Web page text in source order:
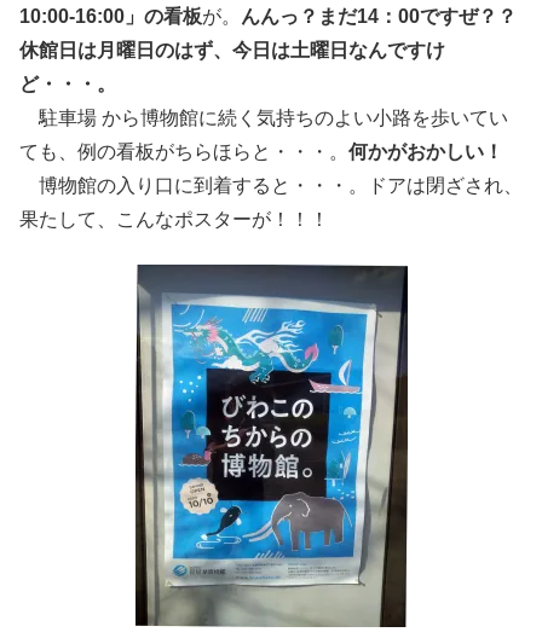
10:00-16:00」の看板が。
んんっ？まだ14：00ですぜ？？
休館日は月曜日のはず、今日は土曜日なんですけ
ど・・・。
駐車場 から博物館に続く気持ちのよい小路を歩いてい
ても、例の看板がちらほらと・・・。 何かがおかしい！
博物館の入り口に到着すると・・・。ドアは閉ざされ、
果たして、こんなポスターが！！！